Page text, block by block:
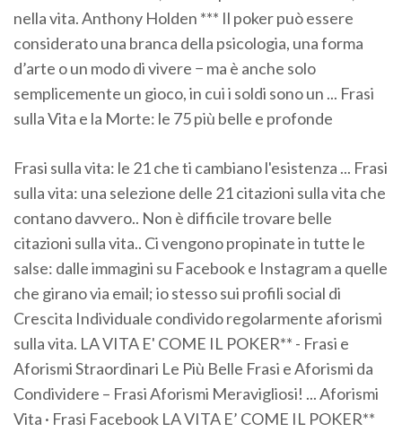
nella vita. Anthony Holden *** Il poker può essere
considerato una branca della psicologia, una forma
d’arte o un modo di vivere − ma è anche solo
semplicemente un gioco, in cui i soldi sono un ... Frasi
sulla Vita e la Morte: le 75 più belle e profonde
Frasi sulla vita: le 21 che ti cambiano l'esistenza ... Frasi
sulla vita: una selezione delle 21 citazioni sulla vita che
contano davvero.. Non è difficile trovare belle
citazioni sulla vita.. Ci vengono propinate in tutte le
salse: dalle immagini su Facebook e Instagram a quelle
che girano via email; io stesso sui profili social di
Crescita Individuale condivido regolarmente aforismi
sulla vita. LA VITA E' COME IL POKER** - Frasi e
Aforismi Straordinari Le Più Belle Frasi e Aforismi da
Condividere – Frasi Aforismi Meravigliosi! ... Aforismi
Vita · Frasi Facebook LA VITA E’ COME IL POKER**